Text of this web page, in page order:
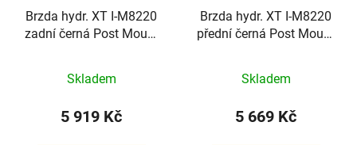
Brzda hydr. XT I-M8220
zadní černá Post Mount
Skladem
5 919 Kč
Brzda hydr. XT I-M8220
přední černá Post Mount
Skladem
5 669 Kč